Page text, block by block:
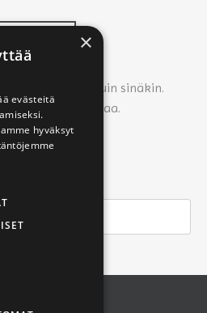
yhtä paljon kuin sinäkin.
- vain asiaa.
×
evästeitä
hyväksyt